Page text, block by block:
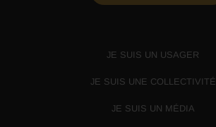
JE SUIS UN USAGER
JE SUIS UNE COLLECTIVITÉ
JE SUIS UN MÉDIA